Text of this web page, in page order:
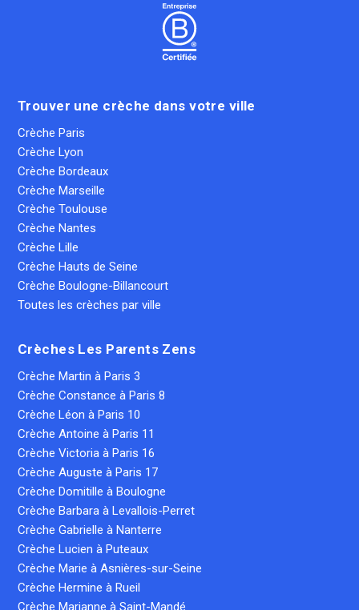
Trouver une crèche dans votre ville
Crèche Paris
Crèche Lyon
Crèche Bordeaux
Crèche Marseille
Crèche Toulouse
Crèche Nantes
Crèche Lille
Crèche Hauts de Seine
Crèche Boulogne-Billancourt
Toutes les crèches par ville
Crèches Les Parents Zens
Crèche Martin à Paris 3
Crèche Constance à Paris 8
Crèche Léon à Paris 10
Crèche Antoine à Paris 11
Crèche Victoria à Paris 16
Crèche Auguste à Paris 17
Crèche Domitille à Boulogne
Crèche Barbara à Levallois-Perret
Crèche Gabrielle à Nanterre
Crèche Lucien à Puteaux
Crèche Marie à Asnières-sur-Seine
Crèche Hermine à Rueil
Crèche Marianne à Saint-Mandé